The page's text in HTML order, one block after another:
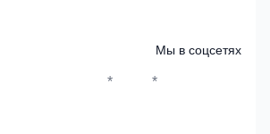
Мы в соцсетях
* *